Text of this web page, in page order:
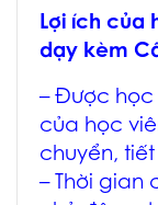
Lợi ích của
dạy kèm
– Được học
của học
chuyển,
– Thời gian